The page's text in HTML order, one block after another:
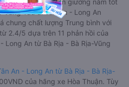
Tân An - Long An giường nằm tốt
Vũng Tàu đi Tân An - Long An
chung chất lượng Trung bình với
2.4/5 dựa trên 11 phản hồi của
Long An từ Bà Rịa - Bà Rịa-Vũng
An - Long An từ Bà Rịa - Bà Rịa-
của hãng xe Hòa Thuận. Tùy